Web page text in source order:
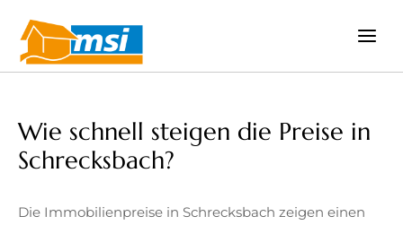
Inhalt
springen
Wie schnell steigen die Preise in
Schrecksbach?
Die Immobilienpreise in Schrecksbach zeigen einen